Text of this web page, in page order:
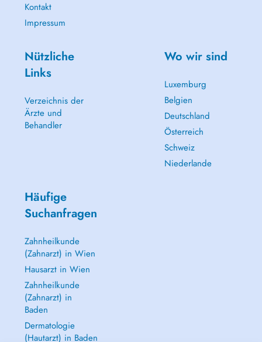
Kontakt
Impressum
Nützliche
Links
Verzeichnis der
Ärzte und
Behandler
Wo wir sind
Luxemburg
Belgien
Deutschland
Österreich
Schweiz
Niederlande
Häufige
Suchanfragen
Zahnheilkunde
(Zahnarzt) in Wien
Hausarzt in Wien
Zahnheilkunde
(Zahnarzt) in
Baden
Dermatologie
(Hautarzt) in Baden